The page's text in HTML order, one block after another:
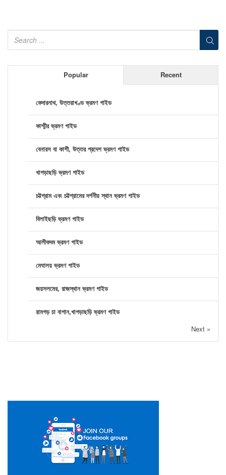
Popular Recent
কেদারনাথ, উত্তরাখণ্ড ভ্রমণ গাইড
কাশ্মীর ভ্রমণ গাইড
বেনারস বা কাশী, উত্তর প্রদেশ ভ্রমণ গাইড
খাগড়াছড়ি ভ্রমণ গাইড
চট্টগ্রাম এবং চট্টগ্রামের দর্শনীয় স্থান ভ্রমণ গাইড
বিলাইছড়ি ভ্রমণ গাইড
আলীকদম ভ্রমণ গাইড
মেঘালয় ভ্রমণ গাইড
জয়সলমের, রাজস্থান ভ্রমণ গাইড
রামগড় চা বাগান,খাগড়াছড়ি ভ্রমণ গাইড
Next »